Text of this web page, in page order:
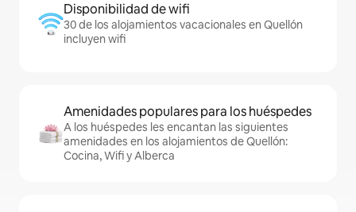
Disponibilidad de wifi
30 de los alojamientos vacacionales en Quellón
incluyen wifi
Amenidades populares para los huéspedes
A los huéspedes les encantan las siguientes
amenidades en los alojamientos de Quellón:
Cocina, Wifi y Alberca